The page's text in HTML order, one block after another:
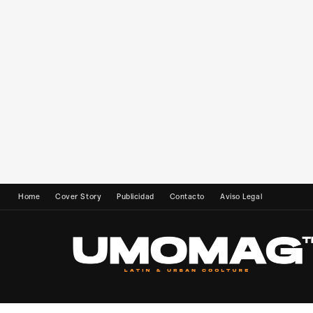
Home Cover Story Publicidad Contacto Aviso Legal